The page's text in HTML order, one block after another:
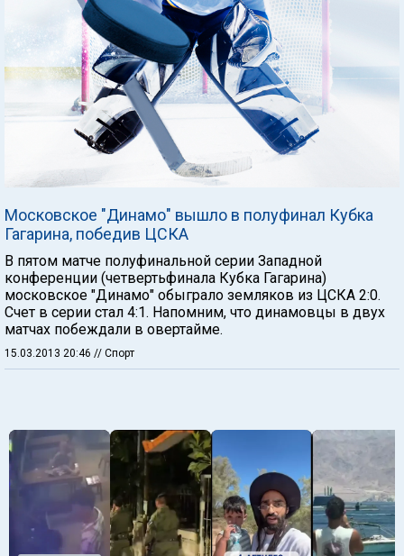
Московское "Динамо" вышло в полуфинал Кубка
Гагарина, победив ЦСКА
В пятом матче полуфинальной серии Западной
конференции (четвертьфинала Кубка Гагарина)
московское "Динамо" обыграло земляков из ЦСКА 2:0.
Счет в серии стал 4:1. Напомним, что динамовцы в двух
матчах побеждали в овертайме.
15.03.2013 20:46 // Спорт